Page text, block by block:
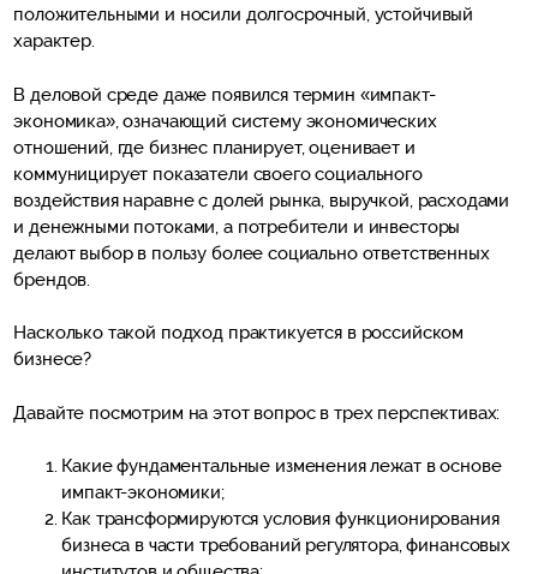
положительными и носили долгосрочный, устойчивый
характер.
В деловой среде даже появился термин «импакт-
экономика», означающий систему экономических
отношений, где бизнес планирует, оценивает и
коммуницирует показатели своего социального
воздействия наравне с долей рынка, выручкой, расходами
и денежными потоками, а потребители и инвесторы
делают выбор в пользу более социально ответственных
брендов.
Насколько такой подход практикуется в российском
бизнесе?
Давайте посмотрим на этот вопрос в трех перспективах:
Какие фундаментальные изменения лежат в основе
импакт-экономики;
Как трансформируются условия функционирования
бизнеса в части требований регулятора, финансовых